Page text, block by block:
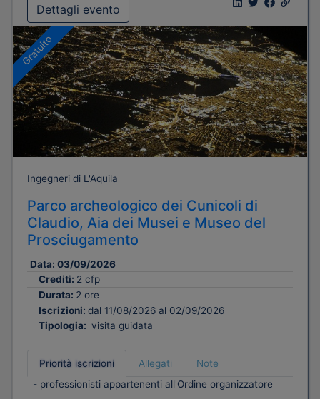
Dettagli evento
Gratuito
Ingegneri di L'Aquila
Parco archeologico dei Cunicoli di
Claudio, Aia dei Musei e Museo del
Prosciugamento
Data: 03/09/2026
Crediti: 2 cfp
Durata: 2 ore
Iscrizioni: dal 11/08/2026 al 02/09/2026
Tipologia: visita guidata
Priorità iscrizioni Allegati
Note
- professionisti appartenenti all'Ordine organizzatore